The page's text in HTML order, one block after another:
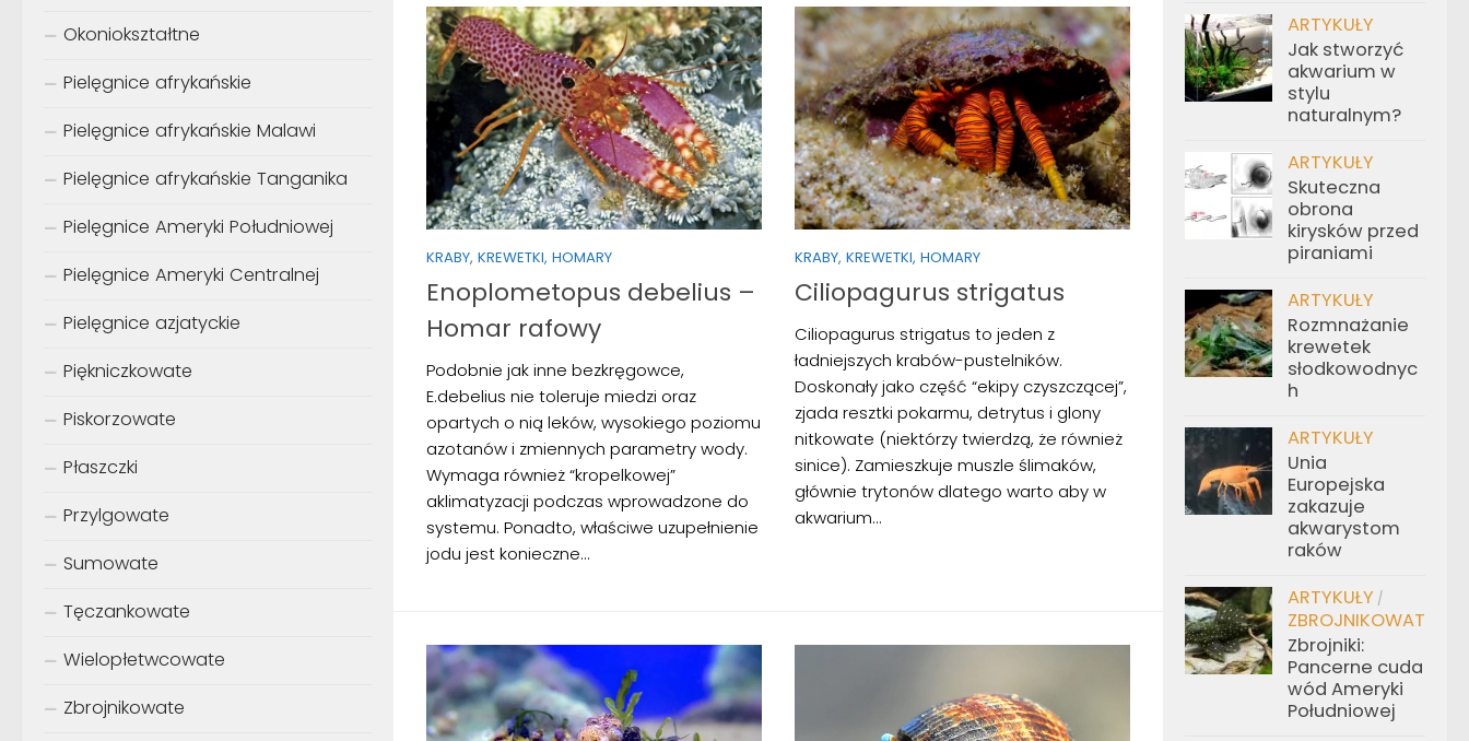
KRABY, KREWETKI, HOMARY
Enoplometopus debelius –
Homar rafowy
Podobnie jak inne bezkręgowce,
E.debelius nie toleruje miedzi oraz
opartych o nią leków, wysokiego poziomu
azotanów i zmiennych parametry wody.
Wymaga również “kropelkowej”
aklimatyzacji podczas wprowadzone do
systemu. Ponadto, właściwe uzupełnienie
jodu jest konieczne...
KRABY, KREWETKI, HOMARY
Ciliopagurus strigatus
Ciliopagurus strigatus to jeden z
ładniejszych krabów-pustelników.
Doskonały jako część “ekipy czyszczącej”,
zjada resztki pokarmu, detrytus i glony
nitkowate (niektórzy twierdzą, że również
sinice). Zamieszkuje muszle ślimaków,
głównie trytonów dlatego warto aby w
akwarium...
Okoniokształtne
Pielęgnice afrykańskie
Pielęgnice afrykańskie Malawi
Pielęgnice afrykańskie Tanganika
Pielęgnice Ameryki Południowej
Pielęgnice Ameryki Centralnej
Pielęgnice azjatyckie
Piękniczkowate
Piskorzowate
Płaszczki
Przylgowate
Sumowate
Tęczankowate
Wielopłetwcowate
Zbrojnikowate
ARTYKUŁY
Jak stworzyć
akwarium w
stylu
naturalnym?
ARTYKUŁY
Skuteczna
obrona
kirysków przed
piraniami
ARTYKUŁY
Rozmnażanie
krewetek
słodkowodnyc
h
ARTYKUŁY
Unia
Europejska
zakazuje
akwarystom
raków
ARTYKUŁY /
ZBROJNIKOWATE
Zbrojniki:
Pancerne cuda
wód Ameryki
Południowej